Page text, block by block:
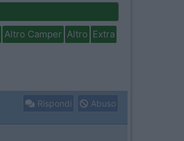
Altro Camper Altro Extra
Rispondi Abuso